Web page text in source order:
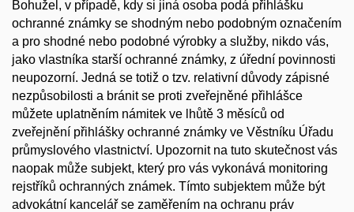
Bohužel, v případě, kdy si jiná osoba podá přihlášku
ochranné známky se shodným nebo podobným označením
a pro shodné nebo podobné výrobky a služby, nikdo vás,
jako vlastníka starší ochranné známky, z úřední povinnosti
neupozorní. Jedná se totiž o tzv. relativní důvody zápisné
nezpůsobilosti a bránit se proti zveřejněné přihlášce
můžete uplatněním námitek ve lhůtě 3 měsíců od
zveřejnění přihlášky ochranné známky ve Věstníku Úřadu
průmyslového vlastnictví. Upozornit na tuto skutečnost vás
naopak může subjekt, který pro vás vykonává monitoring
rejstříků ochranných známek. Tímto subjektem může být
advokátní kancelář se zaměřením na ochranu práv